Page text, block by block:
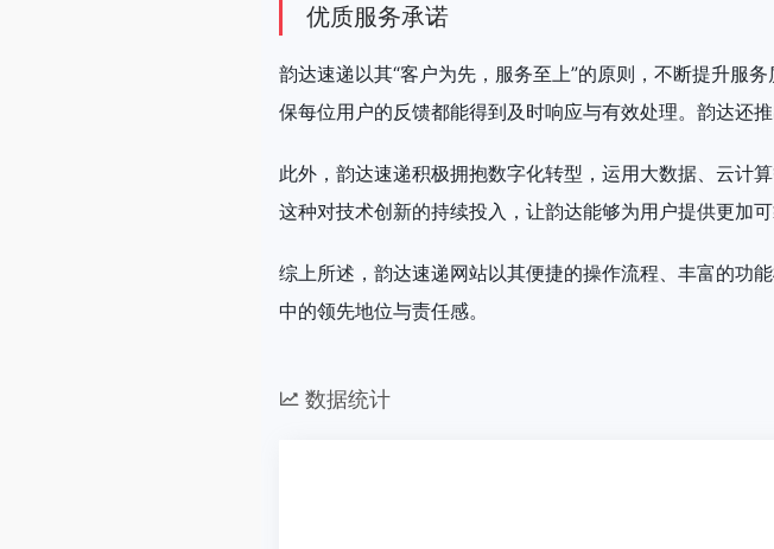
优质服务承诺
韵达速递以其“客户为先，服务至上”的原则，不断提升服
保每位用户的反馈都能得到及时响应与有效处理。韵达还
此外，韵达速递积极拥抱数字化转型，运用大数据、云计
这种对技术创新的持续投入，让韵达能够为用户提供更加可
综上所述，韵达速递网站以其便捷的操作流程、丰富的功
中的领先地位与责任感。
数据统计